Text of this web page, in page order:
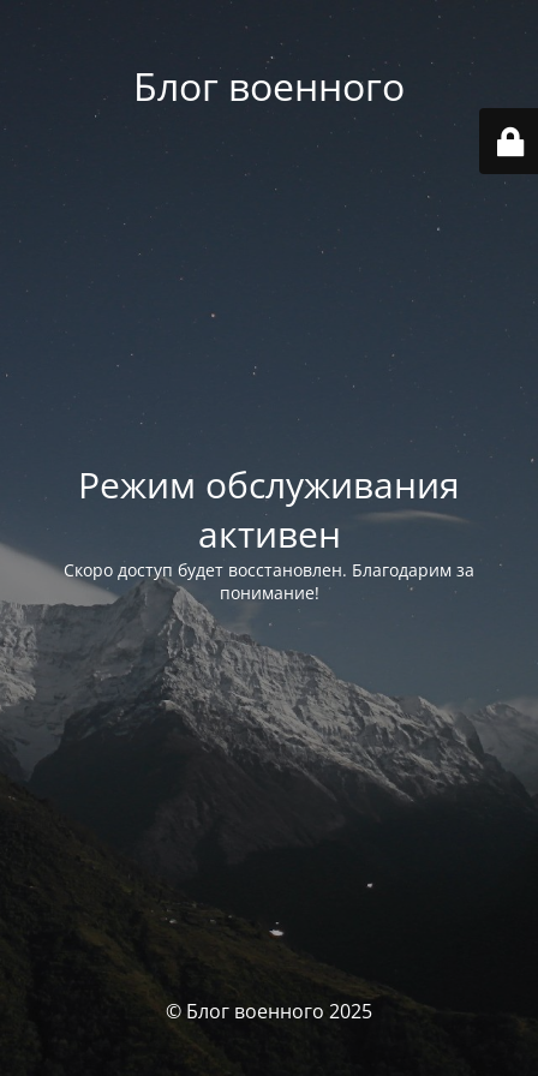
Блог военного
Режим обслуживания
активен
Скоро доступ будет восстановлен. Благодарим за
понимание!
© Блог военного 2025